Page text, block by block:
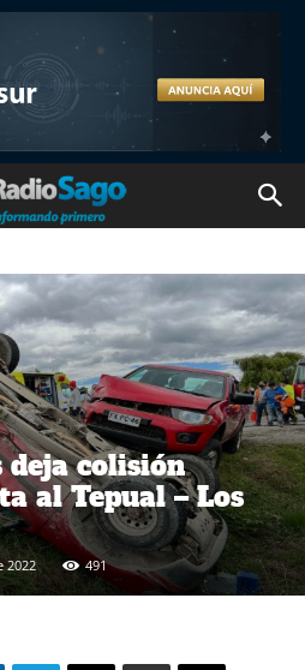
deja colisión
al Tepual – Los
2022 491